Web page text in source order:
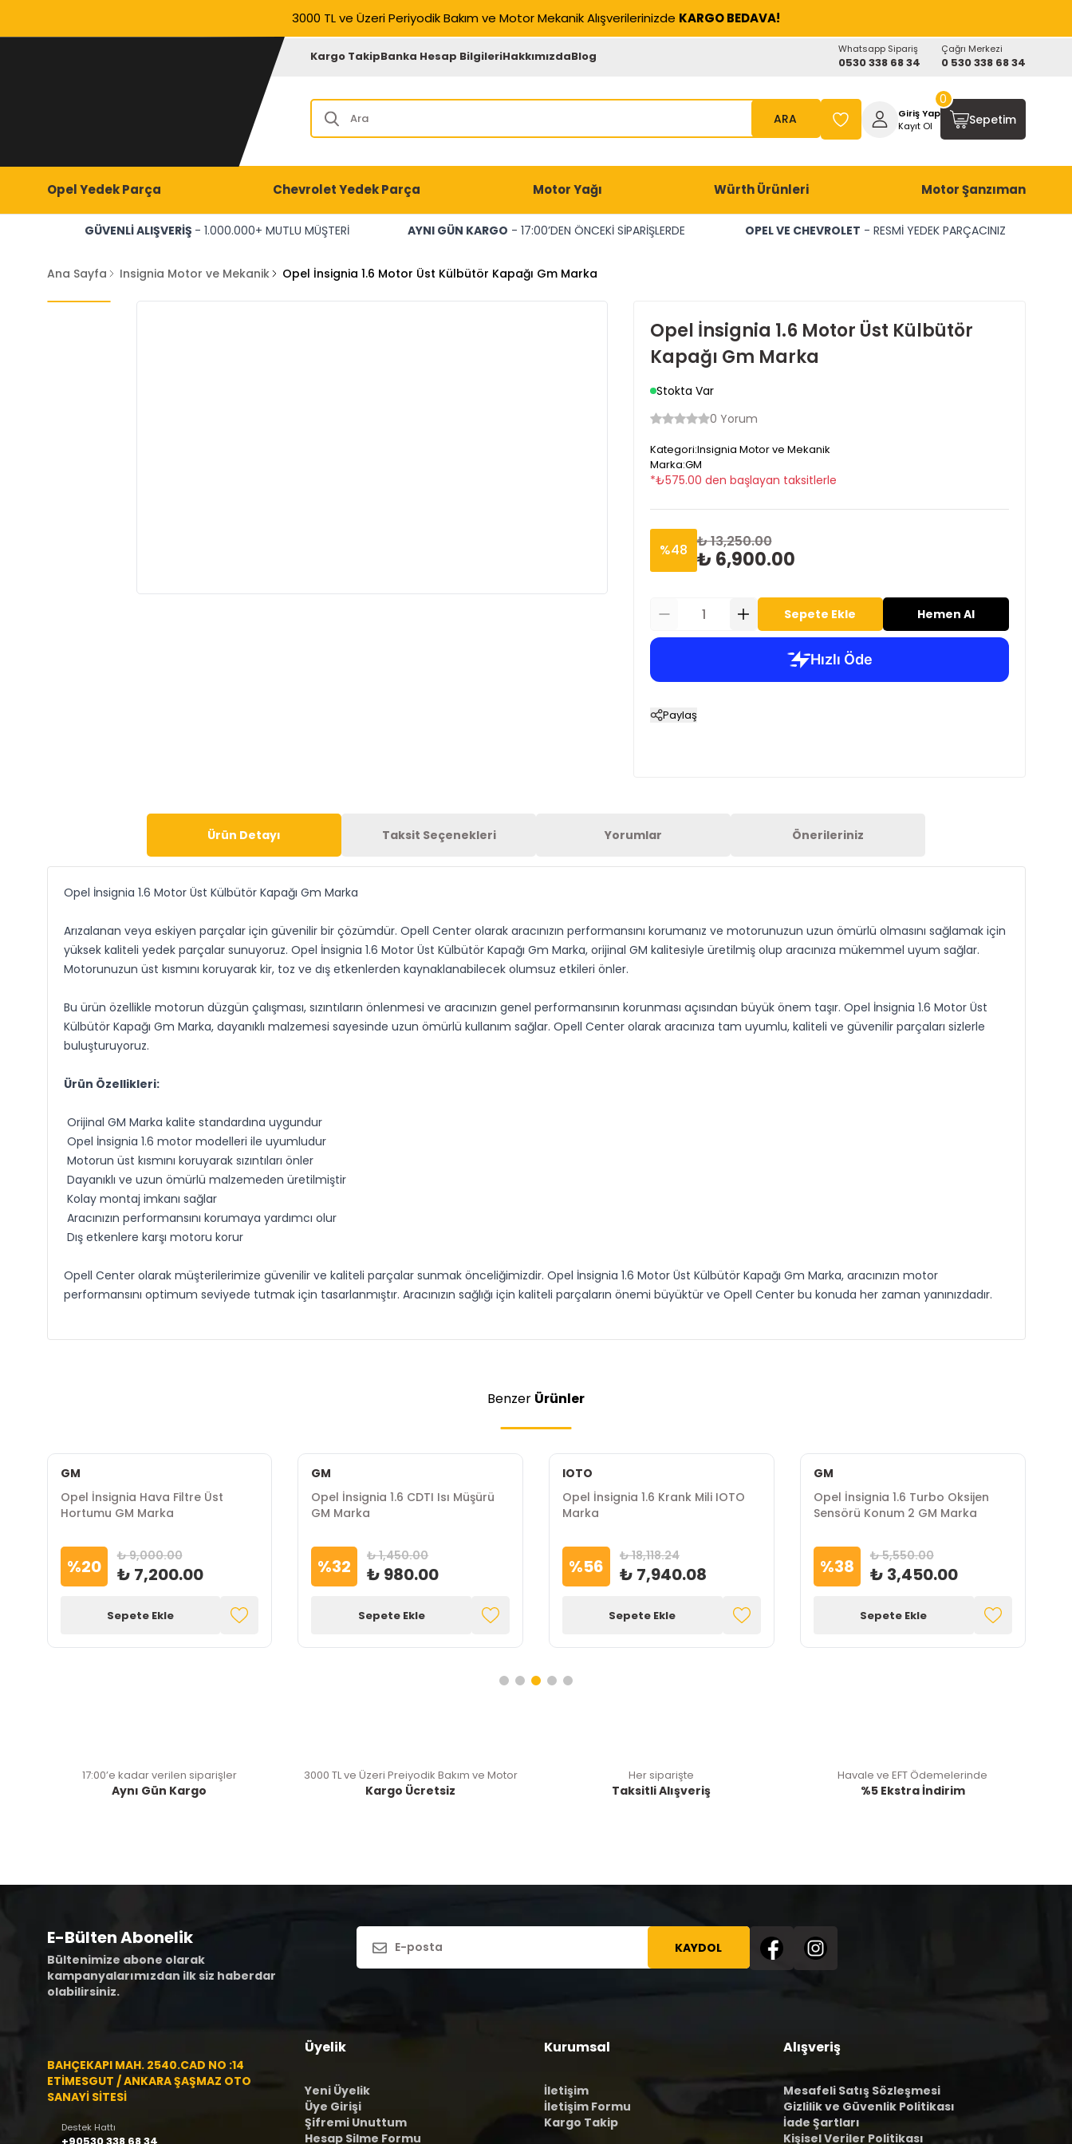
3000 TL ve Üzeri Periyodik Bakım ve Motor Mekanik Alışverilerinizde KARGO BEDAVA!
Kargo TakipBanka Hesap BilgileriHakkımızdaBlog Whatsapp Sipariş
0530 338 68 34
Çağrı Merkezi
0 530 338 68 34
ARA
Giriş Yap
Kayıt Ol
Sepetim
0
Opel Yedek Parça Chevrolet Yedek Parça Motor Yağı Würth Ürünleri Motor Şanzıman
GÜVENLİ ALIŞVERİŞ - 1.000.000+ MUTLU MÜŞTERİ AYNI GÜN KARGO - 17:00’DEN ÖNCEKİ SİPARİŞLERDE OPEL VE CHEVROLET - RESMİ YEDEK PARÇACINIZ
Ana Sayfa Insignia Motor ve Mekanik Opel İnsignia 1.6 Motor Üst Külbütör Kapağı Gm Marka
Opel İnsignia 1.6 Motor Üst Külbütör
Kapağı Gm Marka
Stokta Var
0 Yorum
Kategori:Insignia Motor ve Mekanik
Marka:GM
*₺575.00 den başlayan taksitlerle
%48 ₺ 13,250.00
₺ 6,900.00
Sepete Ekle Hemen Al
Paylaş
Ürün Detayı Taksit Seçenekleri Yorumlar Önerileriniz
Opel İnsignia 1.6 Motor Üst Külbütör Kapağı Gm Marka
Arızalanan veya eskiyen parçalar için güvenilir bir çözümdür. Opell Center olarak aracınızın performansını korumanız ve motorunuzun uzun ömürlü olmasını sağlamak için
yüksek kaliteli yedek parçalar sunuyoruz. Opel İnsignia 1.6 Motor Üst Külbütör Kapağı Gm Marka, orijinal GM kalitesiyle üretilmiş olup aracınıza mükemmel uyum sağlar.
Motorunuzun üst kısmını koruyarak kir, toz ve dış etkenlerden kaynaklanabilecek olumsuz etkileri önler.
Bu ürün özellikle motorun düzgün çalışması, sızıntıların önlenmesi ve aracınızın genel performansının korunması açısından büyük önem taşır. Opel İnsignia 1.6 Motor Üst
Külbütör Kapağı Gm Marka, dayanıklı malzemesi sayesinde uzun ömürlü kullanım sağlar. Opell Center olarak aracınıza tam uyumlu, kaliteli ve güvenilir parçaları sizlerle
buluşturuyoruz.
Ürün Özellikleri:
Orijinal GM Marka kalite standardına uygundur
Opel İnsignia 1.6 motor modelleri ile uyumludur
Motorun üst kısmını koruyarak sızıntıları önler
Dayanıklı ve uzun ömürlü malzemeden üretilmiştir
Kolay montaj imkanı sağlar
Aracınızın performansını korumaya yardımcı olur
Dış etkenlere karşı motoru korur
Opell Center olarak müşterilerimize güvenilir ve kaliteli parçalar sunmak önceliğimizdir. Opel İnsignia 1.6 Motor Üst Külbütör Kapağı Gm Marka, aracınızın motor
performansını optimum seviyede tutmak için tasarlanmıştır. Aracınızın sağlığı için kaliteli parçaların önemi büyüktür ve Opell Center bu konuda her zaman yanınızdadır.
Benzer Ürünler
GM
Opel İnsignia Hava Filtre Üst
Hortumu GM Marka
%20 ₺ 9,000.00
₺ 7,200.00
Sepete Ekle
GM
Opel İnsignia 1.6 CDTI Isı Müşürü
GM Marka
%32 ₺ 1,450.00
₺ 980.00
Sepete Ekle
IOTO
Opel İnsignia 1.6 Krank Mili IOTO
Marka
%56 ₺ 18,118.24
₺ 7,940.08
Sepete Ekle
GM
Opel İnsignia 1.6 Turbo Oksijen
Sensörü Konum 2 GM Marka
%38 ₺ 5,550.00
₺ 3,450.00
Sepete Ekle
17:00’e kadar verilen siparişler
Aynı Gün Kargo
3000 TL ve Üzeri Preiyodik Bakım ve Motor
Kargo Ücretsiz
Her siparişte
Taksitli Alışveriş
Havale ve EFT Ödemelerinde
%5 Ekstra İndirim
E-Bülten Abonelik
Bültenimize abone olarak
kampanyalarımızdan ilk siz haberdar
olabilirsiniz.
KAYDOL
BAHÇEKAPI MAH. 2540.CAD NO :14
ETİMESGUT / ANKARA ŞAŞMAZ OTO
SANAYİ SİTESİ
Destek Hattı
Üyelik
Yeni Üyelik
Üye Girişi
Şifremi Unuttum
Hesap Silme Formu
Kurumsal
İletişim
İletişim Formu
Kargo Takip
Alışveriş
Mesafeli Satış Sözleşmesi
Gizlilik ve Güvenlik Politikası
İade Şartları
Kişisel Veriler Politikası